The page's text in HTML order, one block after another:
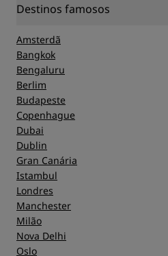
Destinos famosos
Amsterdã
Bangkok
Bengaluru
Berlim
Budapeste
Copenhague
Dubai
Dublin
Gran Canária
Istambul
Londres
Manchester
Milão
Nova Delhi
Oslo